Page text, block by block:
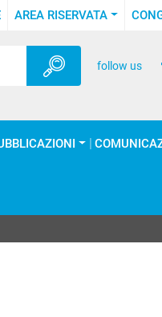
AREA RISERVATA
follow us